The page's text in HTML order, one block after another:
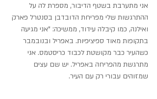
אני מתערבת בשטף הדיבור, מספרת לה על
ההתרגשות שלי מפריחת הדובדבן בסנטרל פארק
ואילנה, כמו קיבלה עידוד, ממשיכה: "אני מגיעה
בתקופות מאוד ספיציפיות. באפריל ובנובמבר
כשהעיר כבר מקושטת לכבוד כריסטמס. אני
מתרגשת מהפריחה באפריל. יש שם עצים
שמזוהים עבורי רק עם העיר.